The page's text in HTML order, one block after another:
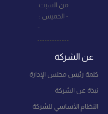
من السبت
- الخميس :
-
عن الشركة
كلمة رئيس مجلس الإدارة
نبذة عن الشركة
النظام الأساسي للشركة